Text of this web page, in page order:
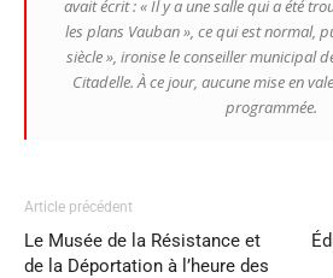
avait écrit : « Il y a une salle qui a été
les plans Vauban », ce qui est normal,
siècle », ironise le conseiller municipal
Citadelle. À ce jour, aucune mise en
programmée.
Article précédent
Le Musée de la Résistance et
de la Déportation à l’heure des